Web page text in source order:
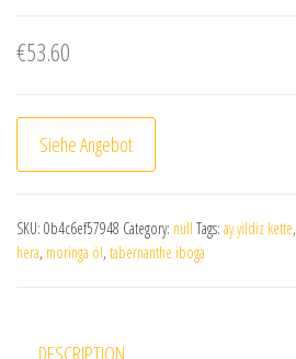
€53.60
Siehe Angebot
SKU: 0b4c6ef57948 Category: null Tags: ay yildiz kette,
hera, moringa öl, tabernanthe iboga
DESCRIPTION